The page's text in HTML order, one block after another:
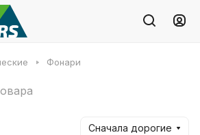
Фонари
Сначала дорогие